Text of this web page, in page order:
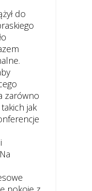
do
zarówno
jak